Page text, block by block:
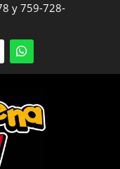
y 759-728-